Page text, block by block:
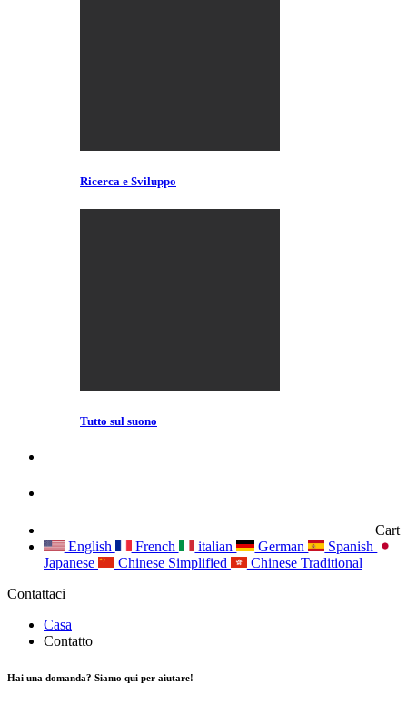
Ricerca e Sviluppo
Tutto sul suono
Cart
English
French italian German
Spanish
Japanese
Chinese Simplified
Chinese Traditional
Contattaci
Casa
Contatto
Hai una domanda? Siamo qui per aiutare!